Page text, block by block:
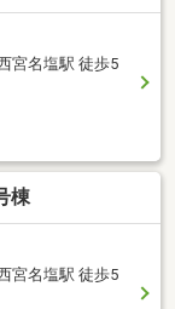
宮名塩駅 徒歩5
棟
宮名塩駅 徒歩5